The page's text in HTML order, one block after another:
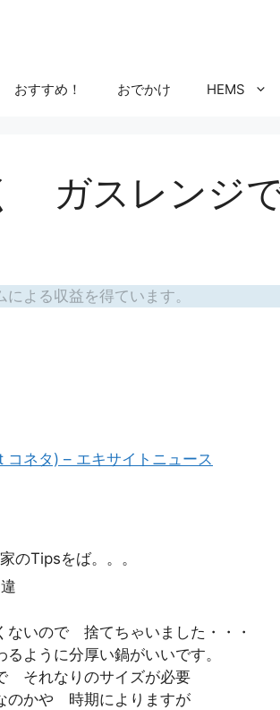
おすすめ！ おでかけ HEMS
ガスレンジ
よる収益を得ています。
ネタ) – エキサイトニュース
のTipsをば。。。
いので 捨てちゃいました・・・
ように分厚い鍋がいいです。
それなりのサイズが必要
かや 時期によりますが